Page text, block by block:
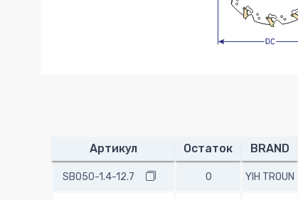
Артикул Остаток BRAND
SB050-1.4-12.7 0 YIH TROUN